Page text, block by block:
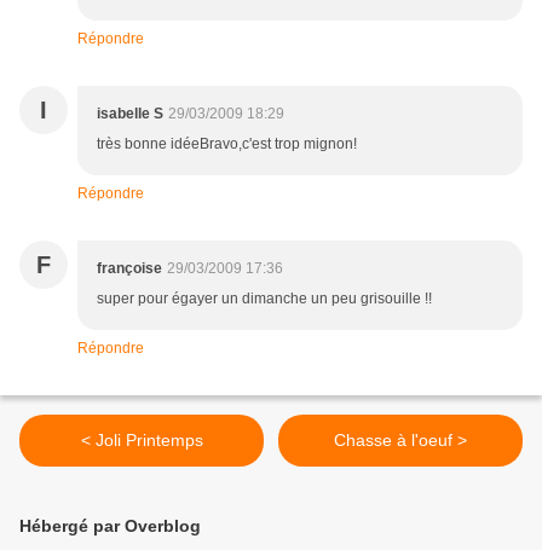
Répondre
I isabelle S 29/03/2009 18:29
très bonne idéeBravo,c'est trop mignon!
Répondre
F françoise 29/03/2009 17:36
super pour égayer un dimanche un peu grisouille !!
Répondre
< Joli Printemps Chasse à l'oeuf >
Hébergé par Overblog